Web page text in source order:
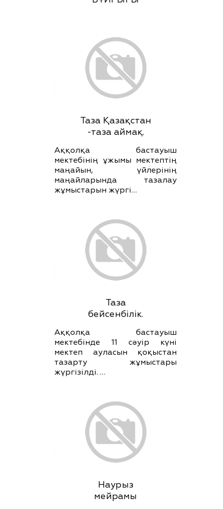
Таза Қазақстан
-таза аймақ.
Аққолқа бастауыш
мектебінің ұжымы мектептің
маңайын, үйлерінің
маңайларында тазалау
жұмыстарын жүргі…
Таза
бейсенбілік.
Аққолқа бастауыш
мектебінде 11 сәуір күні
мектеп ауласын қоқыстан
тазарту жұмыстары
жүргізілді. …
Наурыз
мейрамы